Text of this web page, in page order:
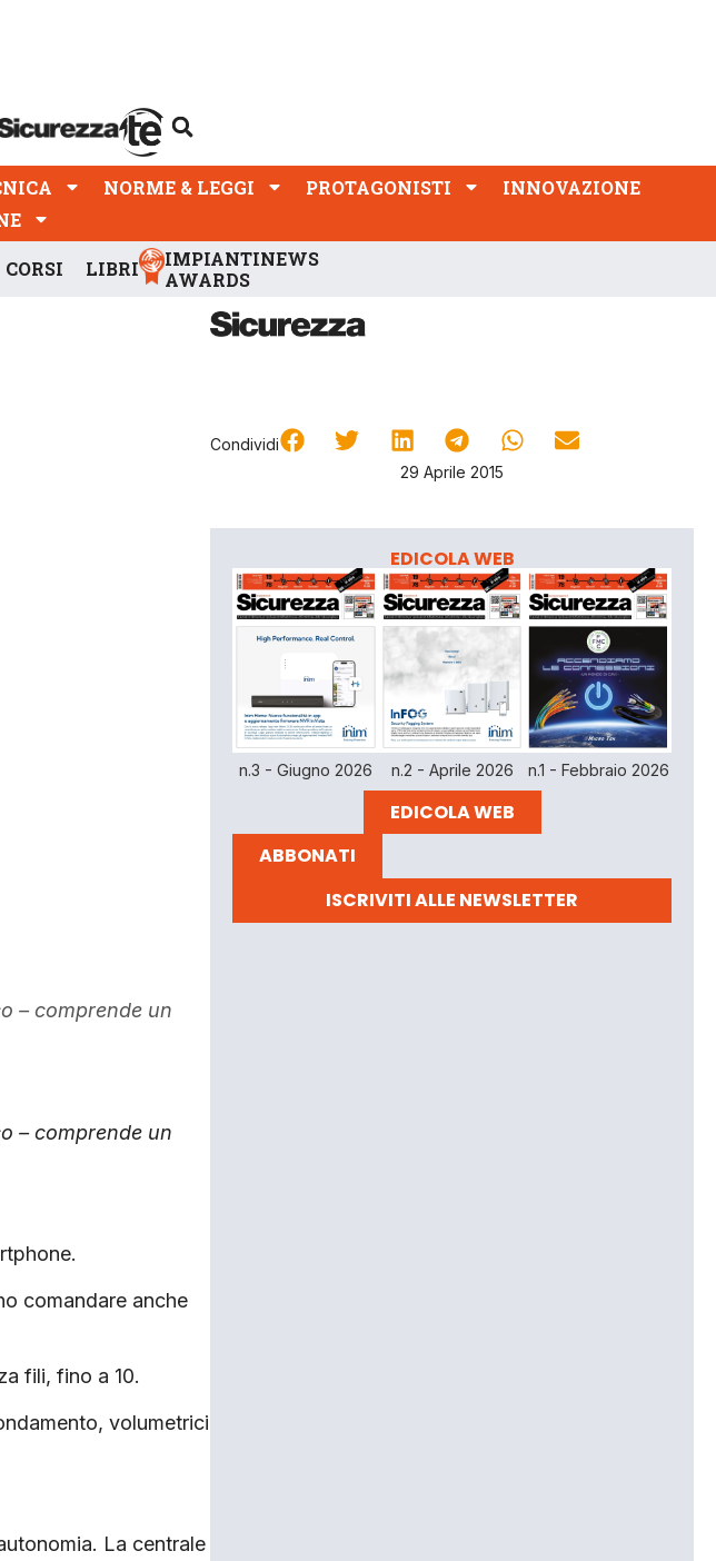
NORME & LEGGI PROTAGONISTI
INNOVAZIONE
CORSI LIBRI
IMPIANTINEWS
AWARDS
Condividi
29 Aprile 2015
– comprende un
– comprende un
comandare anche
fili, fino a 10.
volumetrici
La centrale
EDICOLA WEB
n.3 - Giugno 2026 n.2 - Aprile 2026 n.1 - Febbraio 2026
EDICOLA WEB
ABBONATI
ISCRIVITI ALLE NEWSLETTER